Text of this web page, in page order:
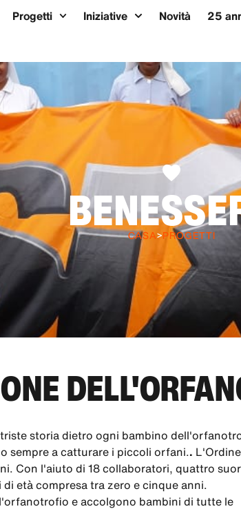
Progetti Iniziative Novità 25
CASA>PROGETTI
storia dietro ogni bambino
sempre a catturare i piccoli orfani..
Con l'aiuto di 18 collaboratori, quattro
età compresa tra zero e cinque anni.
e accolgono bambini di tutte le